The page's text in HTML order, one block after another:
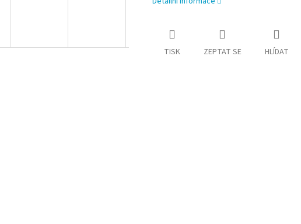
TISK ZEPTAT SE HLÍDAT